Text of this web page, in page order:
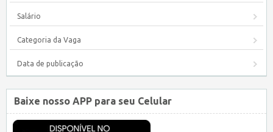
Salário
Categoria da Vaga
Data de publicação
Baixe nosso APP para seu Celular